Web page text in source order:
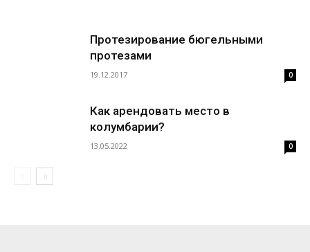
Протезирование бюгельными
протезами
19.12.2017 0
Как арендовать место в
колумбарии?
13.05.2022 0